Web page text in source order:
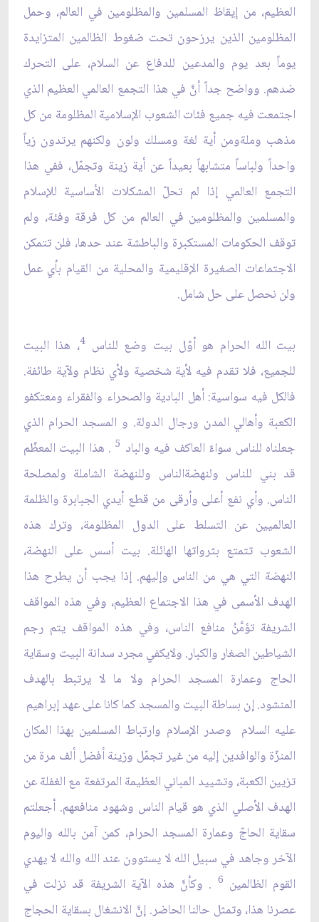
العظيم، من إيقاظ المسلمين والمظلومين في العالم، وحمل
المظلومين الذين يرزحون تحت ضغوط الظالمين المتزايدة
يوماً بعد يوم والمدعين للدفاع عن السلام، على التحرك
ضدهم. وواضح جداً أنَّ في هذا التجمع العالمي العظيم الذي
اجتمعت فيه جميع فئات الشعوب الإسلامية المظلومة من كل
مذهب وملةومن أية لغة ومسلك ولون ولكنهم يرتدون زياً
واحداً ولباساً متشابهاً بعيداً عن أية زينة وتجمّل، ففي هذا
التجمع العالمي إذا لم تحلّ المشكلات الأساسية للإسلام
والمسلمين والمظلومين في العالم من كل فرقة وفئة، ولم
توقف الحكومات المستكبرة والباطشة عند حدها، فلن‏ تتمكن
الاجتماعات الصغيرة الإقليمية والمحلية من القيام بأي عمل
ولن نحصل على حل شامل.
بيت الله الحرام هو أوّل بيت وضع للناس 4، هذا البيت
للجميع، فلا تقدم فيه لأية شخصية ولأي نظام ولآية طائفة.
فالكل فيه سواسية: أهل البادية والصحراء والفقراء ومعتكفو
الكعبة وأهالي المدن ورجال الدولة. و المسجد الحرام الذي
جعلناه للناس سواءً العاكف فيه والباد 5 . هذا البيت المعظّم
قد بني للناس ولنهضةالناس وللنهضة الشاملة ولمصلحة
الناس. وأي نفع أعلى وأرقى من قطع أيدي الجبابرة والظلمة
العالميين عن التسلط على الدول المظلومة، وترك هذه
الشعوب تتمتع بثرواتها الهائلة. بيت أسس على النهضة،
النهضة التي هي من الناس وإليهم. إذا يجب أن يطرح هذا
الهدف الأسمى في هذا الاجتماع العظيم، وفي هذه المواقف
الشريفة تؤمَّنُ منافع الناس، وفي هذه المواقف يتم رجم
الشياطين الصغار والكبار. ولايكفي مجرد سدانة البيت وسقاية
الحاج وعمارة المسجد الحرام ولا ما لا يرتبط بالهدف
المنشود. إن بساطة البيت والمسجد كما كانا على عهد إبراهيم
عليه السلام وصدر الإسلام وارتباط المسلمين بهذا المكان
المنزّة والوافدين إليه من غير تجمّل وزينة أفضل ألف مرة من
تزيين الكعبة، وتشييد المباني العظيمة المرتفعة مع الغفلة عن
الهدف الأصلي الذي هو قيام الناس وشهود منافعهم. أجعلتم
سقاية الحاجّ وعمارة المسجد الحرام، كمن آمن بالله واليوم
الآخر وجاهد في سبيل الله لا يستوون عند الله والله لا يهدي
القوم الظالمين 6 . وكأنَّ هذه الآية الشريفة قد نزلت في
عصرنا هذا، وتمثل حالنا الحاضر. إنَّ الانشغال بسقاية الحجاج